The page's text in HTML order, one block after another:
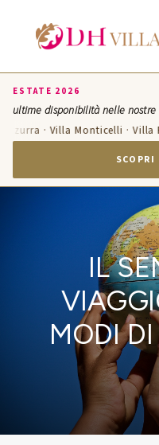
ESTATE 2026
ultime disponibilità nelle
· Villa Monticelli · Villa
IL
MODI